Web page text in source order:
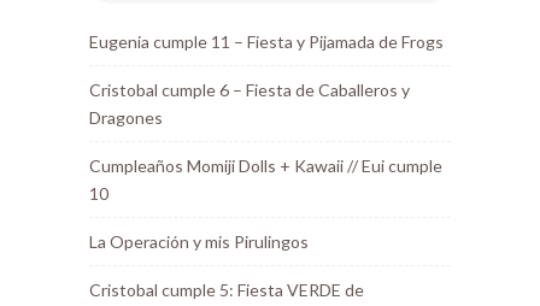
Eugenia cumple 11 – Fiesta y Pijamada de Frogs
Cristobal cumple 6 – Fiesta de Caballeros y
Dragones
Cumpleaños Momiji Dolls + Kawaii // Eui cumple
10
La Operación y mis Pirulingos
Cristobal cumple 5: Fiesta VERDE de